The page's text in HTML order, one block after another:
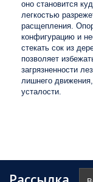
оно становится
легкостью
расщепления.
конфигурацию и
стекать сок из
позволяет
загрязненности
лишнего
усталости.